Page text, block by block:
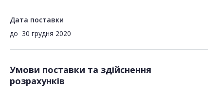
Дата поставки
до 30 грудня 2020
Умови поставки та здійснення
розрахунків